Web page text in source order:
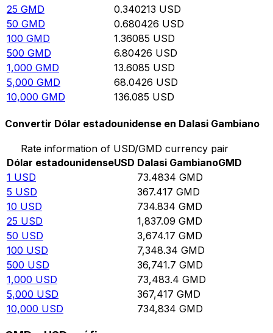
25 GMD 0.340213 USD
50 GMD 0.680426 USD
100 GMD 1.36085 USD
500 GMD 6.80426 USD
1,000 GMD 13.6085 USD
5,000 GMD 68.0426 USD
10,000 GMD 136.085 USD
Convertir Dólar estadounidense en Dalasi Gambiano
Rate information of USD/GMD currency pair
Dólar estadounidenseUSD Dalasi GambianoGMD
1 USD 73.4834 GMD
5 USD 367.417 GMD
10 USD 734.834 GMD
25 USD 1,837.09 GMD
50 USD 3,674.17 GMD
100 USD 7,348.34 GMD
500 USD 36,741.7 GMD
1,000 USD 73,483.4 GMD
5,000 USD 367,417 GMD
10,000 USD 734,834 GMD